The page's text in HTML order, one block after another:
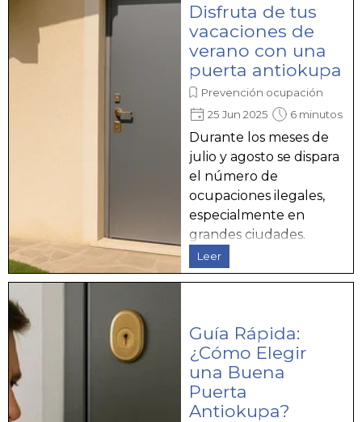
Disfruta de tus
vacaciones de
verano con una
puerta antiokupa
Prevención ocupación
25 Jun 2025
6 minutos
Durante los meses de
julio y agosto se dispara
el número de
ocupaciones ilegales,
especialmente en
grandes ciudades.
Leer
Guía Rápida:
¿Cómo Elegir
una Buena
Puerta
Antiokupa?